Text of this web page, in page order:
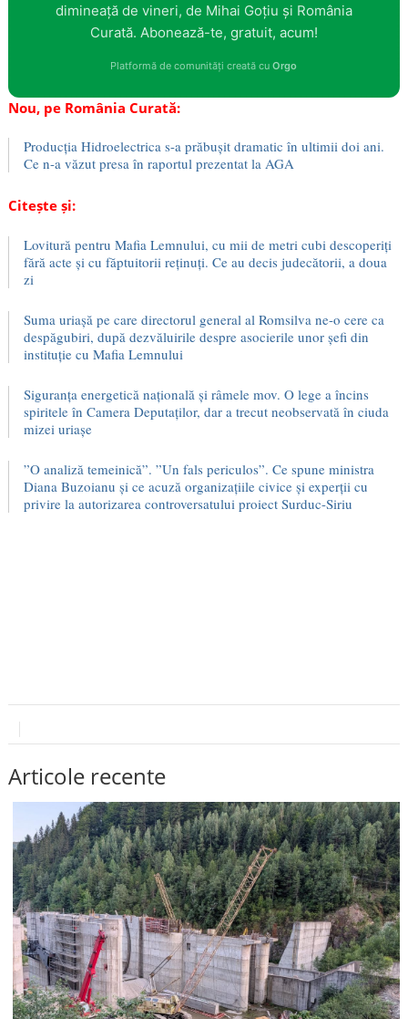
dimineață de vineri, de Mihai Goțiu și România
Curată. Abonează-te, gratuit, acum!
Platformă de comunități creată cuOrgo
Nou, pe România Curată:
Producția Hidroelectrica s-a prăbușit dramatic în ultimii doi ani.
Ce n-a văzut presa în raportul prezentat la AGA
Citește și:
Lovitură pentru Mafia Lemnului, cu mii de metri cubi descoperiți
fără acte și cu făptuitorii reținuți. Ce au decis judecătorii, a doua
zi
Suma uriașă pe care directorul general al Romsilva ne-o cere ca
despăgubiri, după dezvăluirile despre asocierile unor șefi din
instituție cu Mafia Lemnului
Siguranța energetică națională și râmele mov. O lege a încins
spiritele în Camera Deputaților, dar a trecut neobservată în ciuda
mizei uriașe
”O analiză temeinică”. ”Un fals periculos”. Ce spune ministra
Diana Buzoianu și ce acuză organizațiile civice și experții cu
privire la autorizarea controversatului proiect Surduc-Siriu
Articole recente